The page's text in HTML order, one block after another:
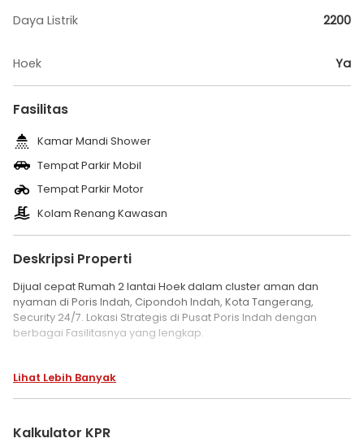
Daya Listrik 2200
Hoek Ya
Fasilitas
Kamar Mandi Shower
Tempat Parkir Mobil
Tempat Parkir Motor
Kolam Renang Kawasan
Deskripsi Properti
Dijual cepat Rumah 2 lantai Hoek dalam cluster aman dan
nyaman di Poris Indah, Cipondoh Indah, Kota Tangerang,
Security 24/7. Lokasi Strategis di Pusat Poris Indah dengan
berbagai Fasilitasnya yang lengkap.
- Rumah 2 lantai hoek
- LT/LB: 96/90 m2
- Ukuran Tanah 8x12
Lihat Lebih Banyak
Kalkulator KPR